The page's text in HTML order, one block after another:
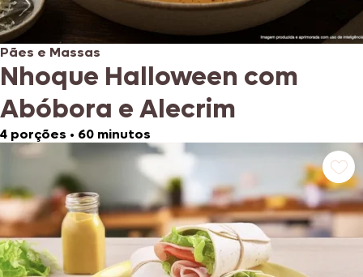
Pães e Massas
Nhoque Halloween com
Abóbora e Alecrim
4 porções • 60 minutos